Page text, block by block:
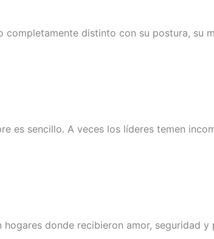
distinto con su postura, su
es sencillo. A veces los líderes temen
donde recibieron amor, seguridad